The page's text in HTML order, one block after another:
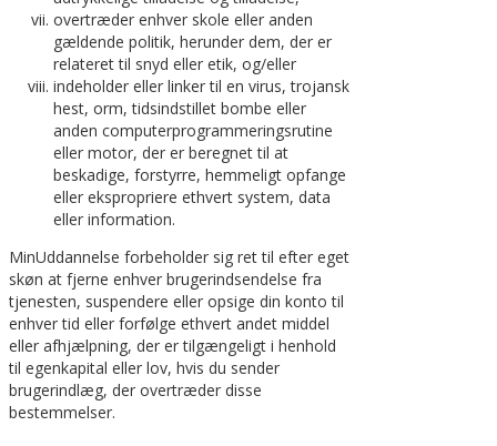
overtræder enhver skole eller anden
gældende politik, herunder dem, der er
relateret til snyd eller etik, og/eller
indeholder eller linker til en virus, trojansk
hest, orm, tidsindstillet bombe eller
anden computerprogrammeringsrutine
eller motor, der er beregnet til at
beskadige, forstyrre, hemmeligt opfange
eller ekspropriere ethvert system, data
eller information.
MinUddannelse forbeholder sig ret til efter eget
skøn at fjerne enhver brugerindsendelse fra
tjenesten, suspendere eller opsige din konto til
enhver tid eller forfølge ethvert andet middel
eller afhjælpning, der er tilgængeligt i henhold
til egenkapital eller lov, hvis du sender
brugerindlæg, der overtræder disse
bestemmelser.